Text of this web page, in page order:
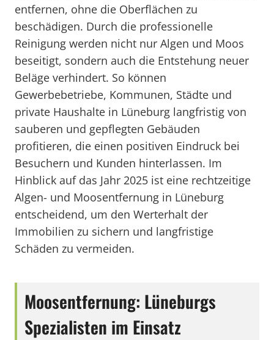
entfernen, ohne die Oberflächen zu
beschädigen. Durch die professionelle
Reinigung werden nicht nur Algen und Moos
beseitigt, sondern auch die Entstehung neuer
Beläge verhindert. So können
Gewerbebetriebe, Kommunen, Städte und
private Haushalte in Lüneburg langfristig von
sauberen und gepflegten Gebäuden
profitieren, die einen positiven Eindruck bei
Besuchern und Kunden hinterlassen. Im
Hinblick auf das Jahr 2025 ist eine rechtzeitige
Algen- und Moosentfernung in Lüneburg
entscheidend, um den Werterhalt der
Immobilien zu sichern und langfristige
Schäden zu vermeiden.
Moosentfernung: Lüneburgs
Spezialisten im Einsatz